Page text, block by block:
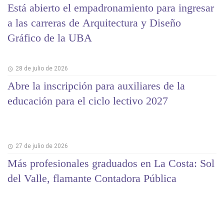
Está abierto el empadronamiento para ingresar
a las carreras de Arquitectura y Diseño
Gráfico de la UBA
28 de julio de 2026
Abre la inscripción para auxiliares de la
educación para el ciclo lectivo 2027
27 de julio de 2026
Más profesionales graduados en La Costa: Sol
del Valle, flamante Contadora Pública